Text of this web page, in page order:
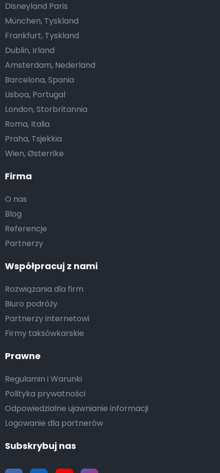
Firma
O nas
Blog
Referencje
Partnerzy
Współpracuj z nami
Rozwiązania dla firm
Biuro podróży
Partnerzy internetowi
Firmy taksówkarskie
Prawne
Regulamin i Warunki
Polityka prywatności
Odpowiedzialne ujawnianie informacji
Logowanie dla partnerów
Disneyland Paris
München, Tyskland
Frankfurt, Tyskland
Dublin, Irland
Amsterdam, Nederland
Barcelona, Spania
Lisboa, Portugal
London, Storbritannia
Roma, Italia
Praha, Tsjekkia
Wien, Østerrike
Subskrybuj nas